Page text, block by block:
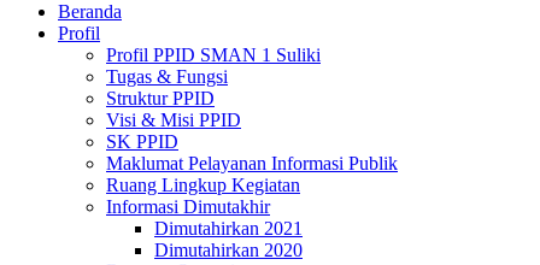
Beranda
Profil
Profil PPID SMAN 1 Suliki
Tugas & Fungsi
Struktur PPID
Visi & Misi PPID
SK PPID
Maklumat Pelayanan Informasi Publik
Ruang Lingkup Kegiatan
Informasi Dimutakhir
Dimutahirkan 2021
Dimutahirkan 2020